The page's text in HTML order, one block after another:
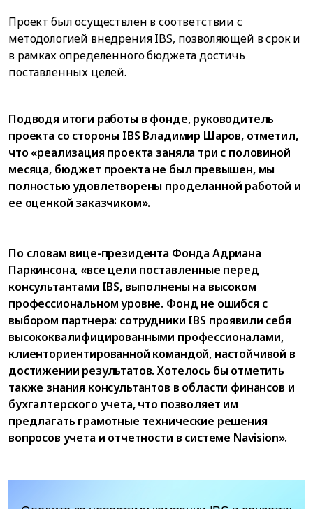
Проект был осуществлен в соответствии с
методологией внедрения IBS, позволяющей в срок и
в рамках определенного бюджета достичь
поставленных целей.
Подводя итоги работы в фонде, руководитель
проекта со стороны IBS Владимир Шаров, отметил,
что «реализация проекта заняла три с половиной
месяца, бюджет проекта не был превышен, мы
полностью удовлетворены проделанной работой и
ее оценкой заказчиком».
По словам вице-президента Фонда Адриана
Паркинсона, «все цели поставленные перед
консультантами IBS, выполнены на высоком
профессиональном уровне. Фонд не ошибся с
выбором партнера: сотрудники IBS проявили себя
высококвалифицированными профессионалами,
клиенториентированной командой, настойчивой в
достижении результатов. Хотелось бы отметить
также знания консультантов в области финансов и
бухгалтерского учета, что позволяет им
предлагать грамотные технические решения
вопросов учета и отчетности в системе Navision».